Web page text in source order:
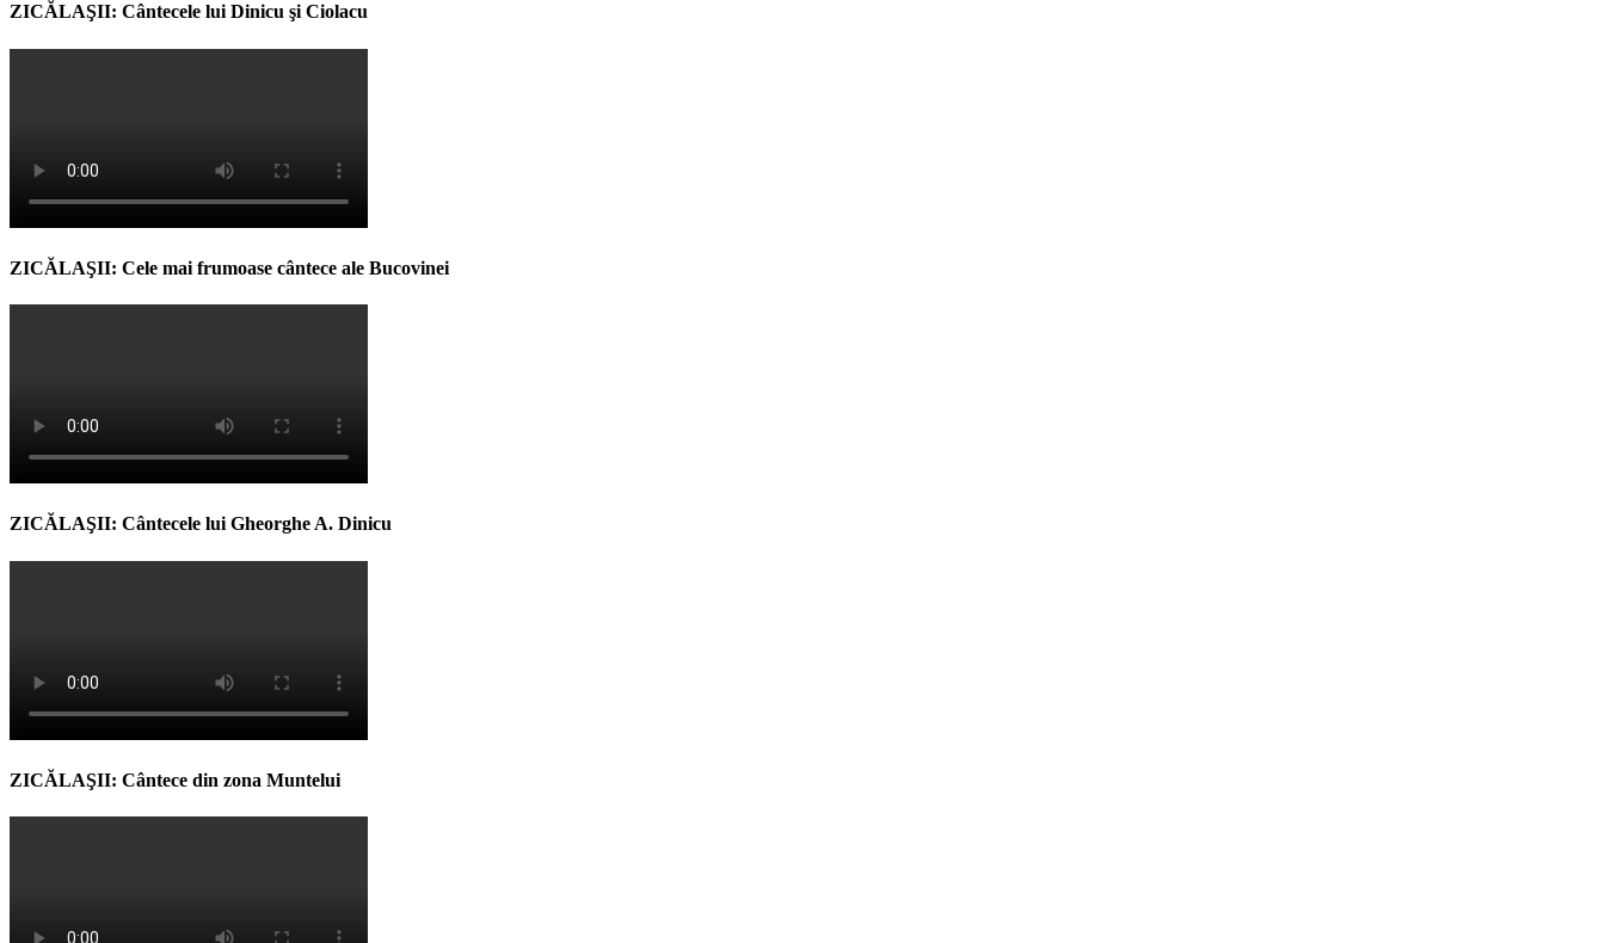
ZICĂLAŞII: Cântecele lui Dinicu şi Ciolacu
ZICĂLAŞII: Cele mai frumoase cântece ale Bucovinei
ZICĂLAŞII: Cântecele lui Gheorghe A. Dinicu
ZICĂLAŞII: Cântece din zona Muntelui